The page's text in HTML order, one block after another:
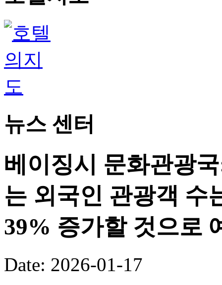
뉴스 센터
베이징시 문화관광
는 외국인 관광객 수
39% 증가할 것으로
Date: 2026-01-17